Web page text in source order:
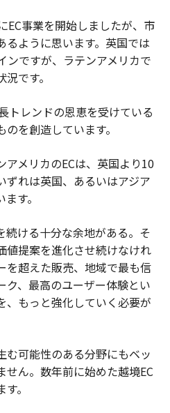
EC事業を開始しましたが、市
ように思います。英国では
ンですが、ラテンアメリカで
です。
トレンドの恩恵を受けている
を創造しています。
アメリカのECは、英国より10
ずれは英国、あるいはアジア
す。
続ける十分な余地がある。そ
値提案を進化させ続けなけれ
を超えた販売、地域で最も信
ク、最高のユーザー体験とい
、もっと強化していく必要が
む可能性のある分野にもベッ
せん。数年前に始めた越境EC
。